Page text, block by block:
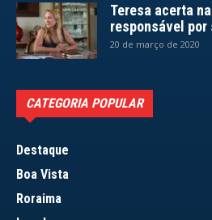
Teresa acerta
responsável
20 de março de 2020
CATEGORIA POPULAR
Destaque
Boa Vista
Roraima